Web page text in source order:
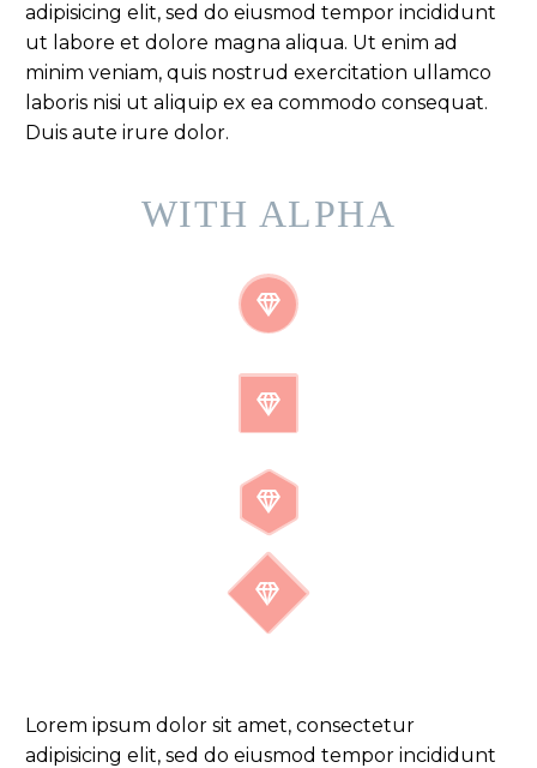
adipisicing elit, sed do eiusmod tempor incididunt
ut labore et dolore magna aliqua. Ut enim ad
minim veniam, quis nostrud exercitation ullamco
laboris nisi ut aliquip ex ea commodo consequat.
Duis aute irure dolor.
WITH ALPHA








Lorem ipsum dolor sit amet, consectetur
adipisicing elit, sed do eiusmod tempor incididunt